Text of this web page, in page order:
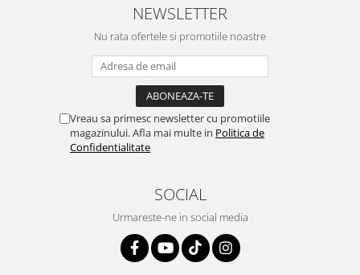
NEWSLETTER
Nu rata ofertele si promotiile noastre
Vreau sa primesc newsletter cu promotiile
magazinului. Afla mai multe in Politica de
Confidentialitate
SOCIAL
Urmareste-ne in social media